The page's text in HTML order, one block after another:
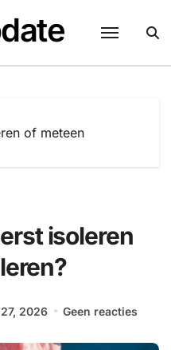
of meteen
isoleren
2026 Geen reacties